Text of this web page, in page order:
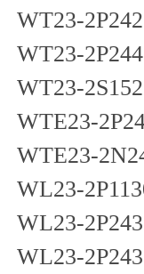
WT23-
WT23-
WT23-
WTE23-
WTE23-
WL23-
WL23-
WL23-